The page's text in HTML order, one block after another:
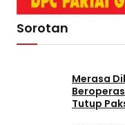
Sorotan
Merasa
Tutup